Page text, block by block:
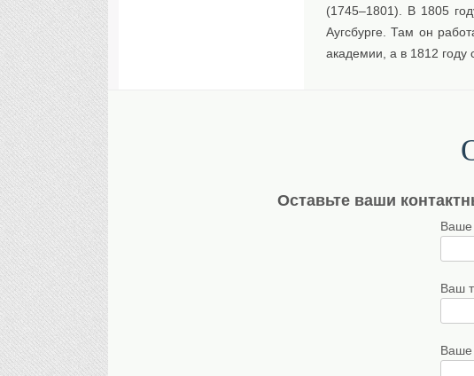
(1745–1801). В 1805
Аугсбурге. Там он
академии, а в 1812 году
Оставьте ваши
Ваш
Ваше